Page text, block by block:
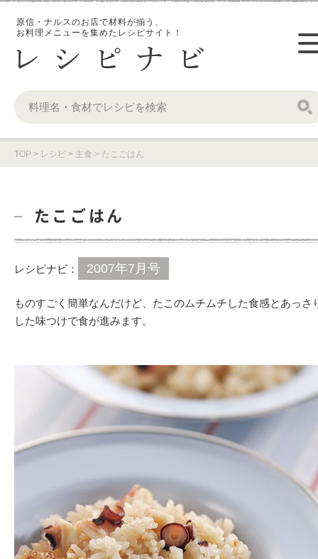
原信・ナルスのお店で材料が揃う、
お料理メニューを集めたレシピサイト！
TOP > レシピ > 主食 > たこごはん
たこごはん
レシピナビ： 2007年7月号
ものすごく簡単なんだけど、たこのムチムチした食感とあっさ
した味つけで食が進みます。